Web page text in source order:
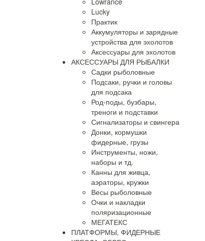
Lucky
Практик
Аккумуляторы и зарядные
устройства для эхолотов
Аксессуары для эхолотов
АКСЕССУАРЫ ДЛЯ РЫБАЛКИ
Садки рыболовные
Подсаки, ручки и головы
для подсака
Род-поды, бузбары,
треноги и подставки
Сигнализаторы и свингера
Донки, кормушки
фидерные, грузы
Инструменты, ножи,
наборы и тд.
Канны для живца,
аэраторы, кружки
Весы рыболовные
Очки и накладки
поляризационные
МЕГАТЕКС
ПЛАТФОРМЫ, ФИДЕРНЫЕ